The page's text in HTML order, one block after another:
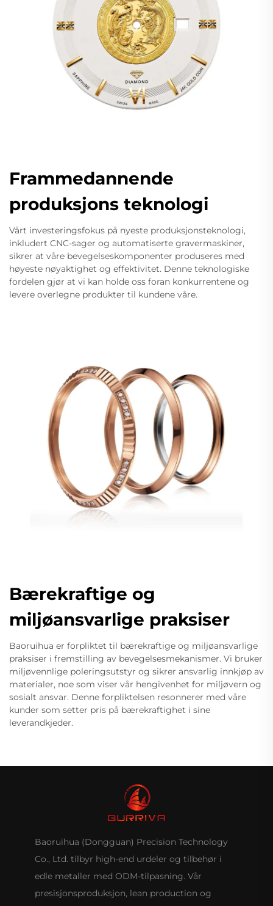
Frammedannende
produksjons teknologi
Vårt investeringsfokus på nyeste produksjonsteknologi,
inkludert CNC-sager og automatiserte gravermaskiner,
sikrer at våre bevegelseskomponenter produseres med
høyeste nøyaktighet og effektivitet. Denne teknologiske
fordelen gjør at vi kan holde oss foran konkurrentene og
levere overlegne produkter til kundene våre.
Bærekraftige og
miljøansvarlige praksiser
Baoruihua er forpliktet til bærekraftige og miljøansvarlige
praksiser i fremstilling av bevegelsesmekanismer. Vi bruker
miljøvennlige poleringsutstyr og sikrer ansvarlig innkjøp av
materialer, noe som viser vår hengivenhet for miljøvern og
sosialt ansvar. Denne forpliktelsen resonnerer med våre
kunder som setter pris på bærekraftighet i sine
leverandkjeder.
Baoruihua (Dongguan) Precision Technology
Co., Ltd. tilbyr high-end urdeler og tilbehør i
edle metaller med ODM-tilpasning. Vår
presisjonsproduksjon, lean production og